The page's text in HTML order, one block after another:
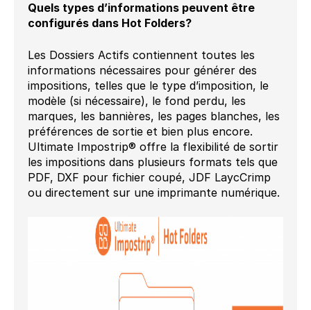
Quels types d’informations peuvent être
configurés dans Hot Folders?
Les Dossiers Actifs contiennent toutes les
informations nécessaires pour générer des
impositions, telles que le type d’imposition, le
modèle (si nécessaire), le fond perdu, les
marques, les bannières, les pages blanches, les
préférences de sortie et bien plus encore.
Ultimate Impostrip® offre la flexibilité de sortir
les impositions dans plusieurs formats tels que
PDF, DXF pour fichier coupé, JDF LaycCrimp
ou directement sur une imprimante numérique.